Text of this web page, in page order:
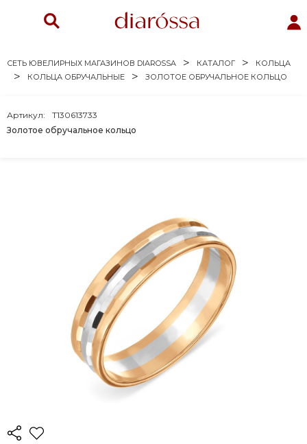
СЕТЬ ЮВЕЛИРНЫХ МАГАЗИНОВ DIAROSSA КАТАЛОГ
КОЛЬЦА
КОЛЬЦА ОБРУЧАЛЬНЫЕ
ЗОЛОТОЕ ОБРУЧАЛЬНОЕ КОЛЬЦО
Золотое обручальное кольцо
Артикул: Т130613733